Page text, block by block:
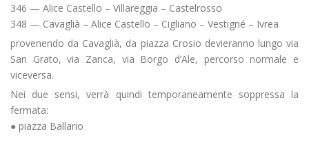
346 — Alice Castello – Villareggia – Castelrosso
348 — Cavaglià – Alice Castello – Cigliano – Vestigné – Ivrea
provenendo da Cavaglià, da piazza Crosio devieranno lungo via
San Grato, via Zanca, via Borgo d’Ale, percorso normale e
viceversa.
Nei due sensi, verrà quindi temporaneamente soppressa la
fermata:
● piazza Ballario